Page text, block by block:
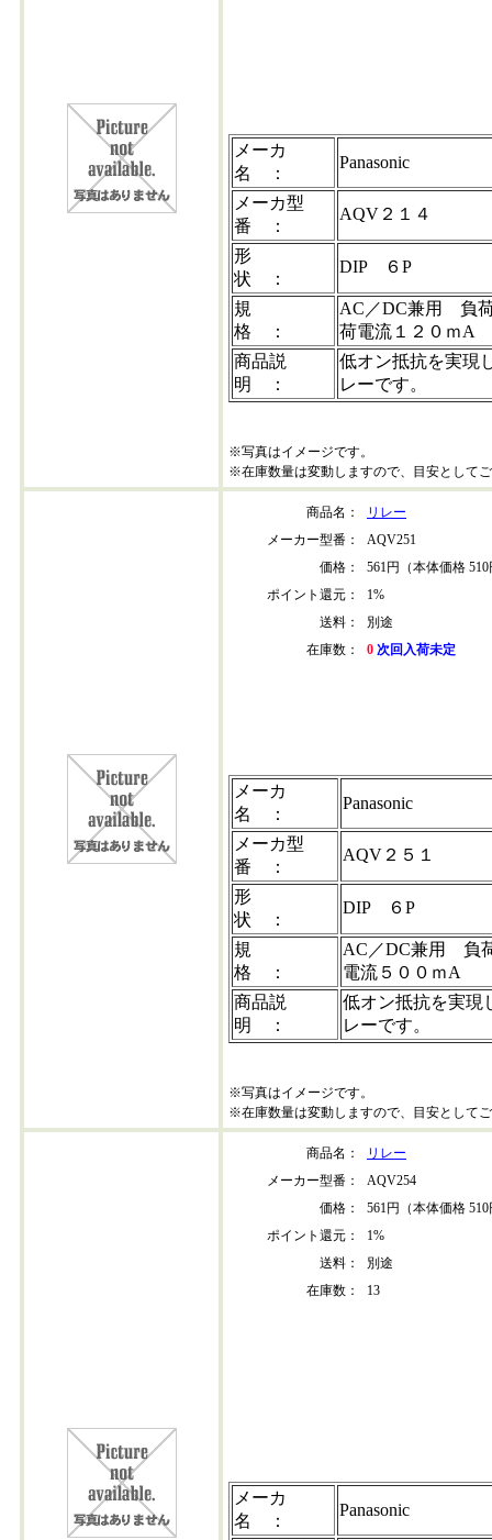
メーカ
名 ：
Panasonic
メーカ型
番 ：
AQV２１４
形
状 ：
DIP ６P
規
格 ：
AC／DC兼用 負
荷電流１２０ｍA
商品説
明 ：
低オン抵抗を実現
レーです。
※写真はイメージです。
※在庫数量は変動しますので、目安として
商品名：
リレー
メーカー型番：
AQV251
価格：
561円（本体価格
ポイント還元：
1%
送料：
別途
在庫数：
0 次回入荷未定
メーカ
名 ：
Panasonic
メーカ型
番 ：
AQV２５１
形
状 ：
DIP ６P
規
格 ：
AC／DC兼用 負
電流５００ｍA
商品説
明 ：
低オン抵抗を実現
レーです。
※写真はイメージです。
※在庫数量は変動しますので、目安として
商品名：
リレー
メーカー型番：
AQV254
価格：
561円（本体価格
ポイント還元：
1%
送料：
別途
在庫数：
13
メーカ
名 ：
Panasonic